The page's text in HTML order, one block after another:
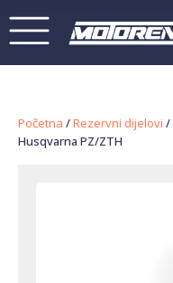
Početna /Rezervni dijelovi /
Husqvarna PZ/ZTH